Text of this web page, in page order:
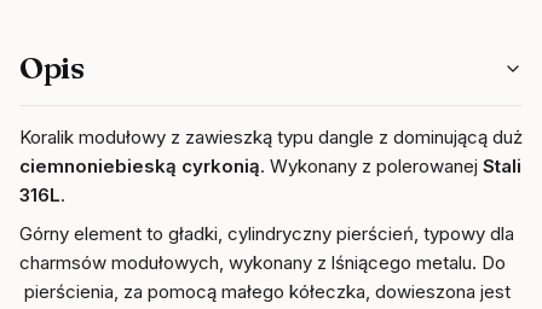
Opis
Koralik modułowy z zawieszką typu dangle z dominującą dużą,
ciemnoniebieską cyrkonią. Wykonany z polerowanej Stali
316L.
Górny element to gładki, cylindryczny pierścień, typowy dla
charmsów modułowych, wykonany z lśniącego metalu. Do
pierścienia, za pomocą małego kółeczka, dowieszona jest